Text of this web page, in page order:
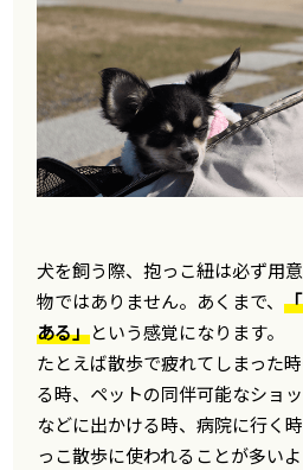
犬を飼う際、抱っこ紐は必ず用
物ではありません。あくまで、
ある」という感覚になります。
たとえば散歩で疲れてしまった
る時、ペットの同伴可能なショ
などに出かける時、病院に行く
っこ散歩に使われることが多い